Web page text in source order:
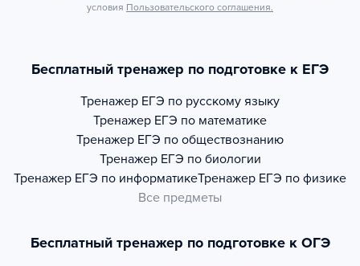
условия Пользовательского соглашения.
Бесплатный тренажер по подготовке к ЕГЭ
Тренажер ЕГЭ по русскому языку
Тренажер ЕГЭ по математике
Тренажер ЕГЭ по обществознанию
Тренажер ЕГЭ по биологии
Тренажер ЕГЭ по информатикеТренажер ЕГЭ по физике
Все предметы
Бесплатный тренажер по подготовке к ОГЭ